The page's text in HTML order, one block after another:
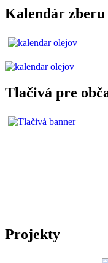
Kalendár zberu
Tlačivá pre
Projekty